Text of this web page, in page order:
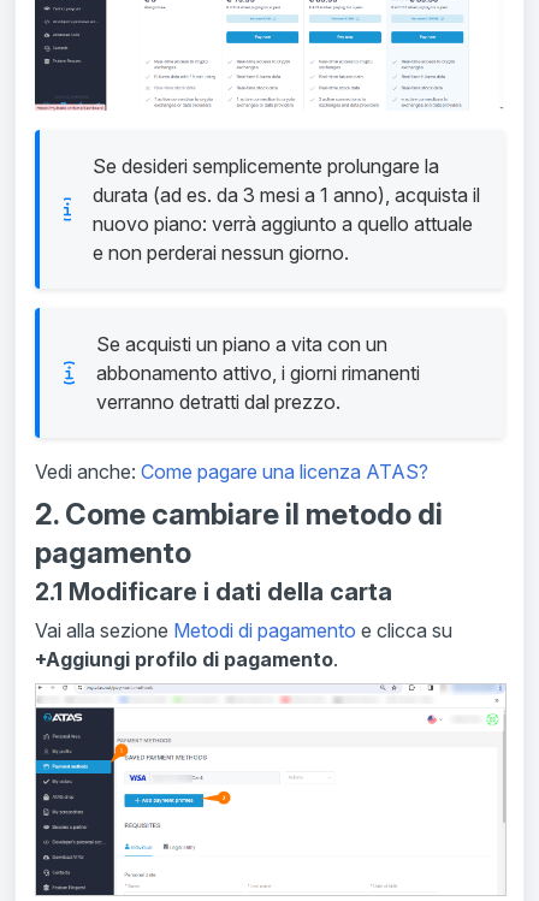
Se desideri semplicemente prolungare la
durata (ad es. da 3 mesi a 1 anno), acquista il
nuovo piano: verrà aggiunto a quello attuale
e non perderai nessun giorno.
Se acquisti un piano a vita con un
abbonamento attivo, i giorni rimanenti
verranno detratti dal prezzo.
Vedi anche: Come pagare una licenza ATAS?
2. Come cambiare il metodo di
pagamento
2.1 Modificare i dati della carta
Vai alla sezione Metodi di pagamento e clicca su
+Aggiungi profilo di pagamento.